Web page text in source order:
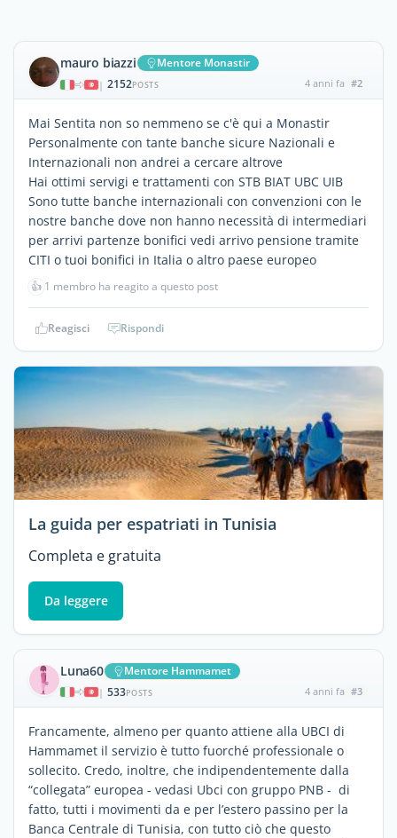
mauro biazzi Mentore Monastir
| 2152POSTS 4 anni fa #2
Mai Sentita non so nemmeno se c'è qui a Monastir
Personalmente con tante banche sicure Nazionali e
Internazionali non andrei a cercare altrove
Hai ottimi servigi e trattamenti con STB BIAT UBC UIB
Sono tutte banche internazionali con convenzioni con le
nostre banche dove non hanno necessità di intermediari
per arrivi partenze bonifici vedi arrivo pensione tramite
CITI o tuoi bonifici in Italia o altro paese europeo
👍 1 membro ha reagito a questo post
Reagisci Rispondi
La guida per espatriati in Tunisia
Completa e gratuita
Da leggere
Luna60 Mentore Hammamet
| 533POSTS 4 anni fa #3
Francamente, almeno per quanto attiene alla UBCI di
Hammamet il servizio è tutto fuorché professionale o
sollecito. Credo, inoltre, che indipendentemente dalla
“collegata” europea - vedasi Ubci con gruppo PNB - di
fatto, tutti i movimenti da e per l’estero passino per la
Banca Centrale di Tunisia, con tutto ciò che questo